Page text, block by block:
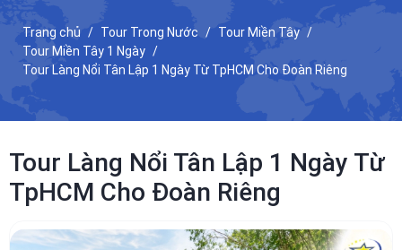
Trang chủ Tour Trong Nước
Tour Miền Tây
Tour Miền Tây 1 Ngày
Tour Làng Nổi Tân Lập 1 Ngày Từ TpHCM Cho Đoàn Riêng
Tour Làng Nổi Tân Lập 1 Ngày Từ
TpHCM Cho Đoàn Riêng